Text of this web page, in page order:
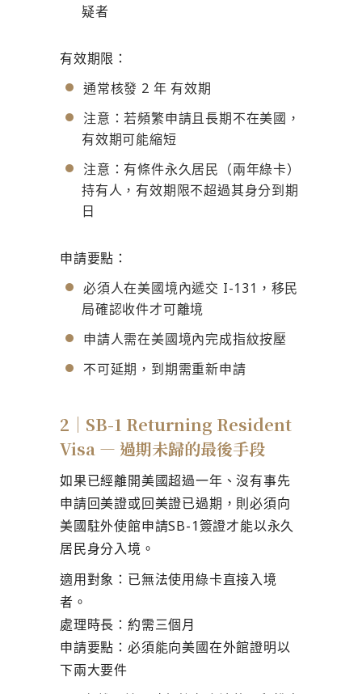
疑者
有效期限：
通常核發 2 年 有效期
注意：若頻繁申請且長期不在美國，
有效期可能縮短
注意：有條件永久居民（兩年綠卡）
持有人，有效期限不超過其身分到期
日
申請要點：
必須人在美國境內遞交 I-131，移民
局確認收件才可離境
申請人需在美國境內完成指紋按壓
不可延期，到期需重新申請
2｜SB-1 Returning Resident
Visa — 過期未歸的最後手段
如果已經離開美國超過一年、沒有事先
申請回美證或回美證已過期，則必須向
美國駐外使館申請SB-1簽證才能以永久
居民身分入境。
適用對象 ：已無法使用綠卡直接入境
者。
處理時長 ：約需三個月
申請要點 ：必須能向美國在外館證明以
下兩大要件